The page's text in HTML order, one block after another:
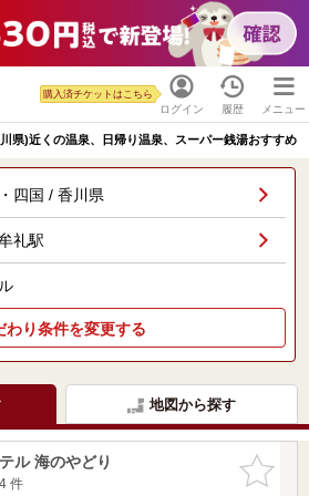
ログイン
購入済チケットはこちら
履歴 メニュー
県)近くの温泉、日帰り温泉、スーパー銭湯おすすめ
四国 / 香川県
礼駅
わり条件を変更する
地図から探す
お気に入
りに追加
ル 海のやどり
件